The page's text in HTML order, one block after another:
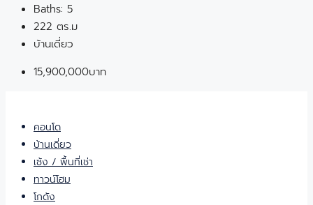
Baths: 5
222 ตร.ม
บ้านเดี่ยว
15,900,000บาท
คอนโด
บ้านเดี่ยว
เซ้ง / พื้นที่เช่า
ทาวน์โฮม
โกดัง